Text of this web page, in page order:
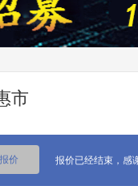
市
价 报价已经结束，感